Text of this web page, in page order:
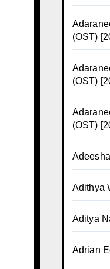
(OST)
(OST)
(OST)
Adithya
Aditya
Adrian